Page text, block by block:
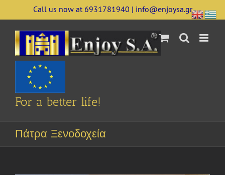
to
content
Call us now at 6931781940 | info@enjoysa.gr
For a better life!
Πάτρα Ξενοδοχεία